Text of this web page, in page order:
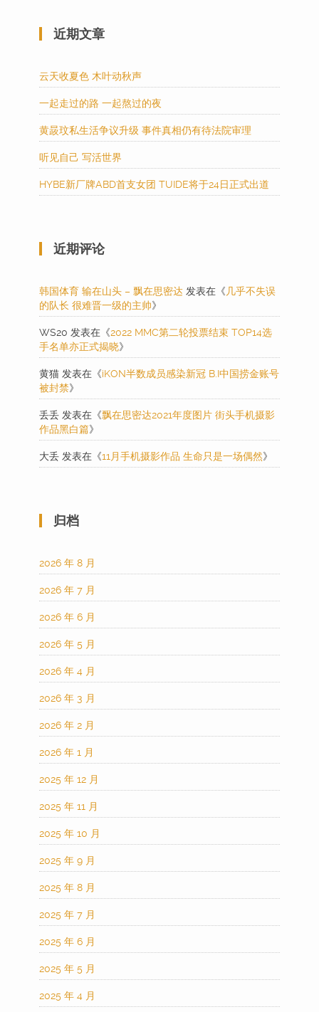
近期文章
云天收夏色 木叶动秋声
一起走过的路 一起熬过的夜
黄晸玟私生活争议升级 事件真相仍有待法院审理
听见自己 写活世界
HYBE新厂牌ABD首支女团 TUIDE将于24日正式出道
近期评论
韩国体育 输在山头 – 飘在思密达 发表在《 几乎不失误
的队长 很难晋一级的主帅》
WS20 发表在《2022 MMC第二轮投票结束 TOP14选
手名单亦正式揭晓》
黄猫 发表在《iKON半数成员感染新冠 B.I中国捞金账号
被封禁》
丢丢 发表在《飘在思密达2021年度图片 街头手机摄影
作品黑白篇》
大丢 发表在《11月手机摄影作品 生命只是一场偶然》
归档
2026 年 8 月
2026 年 7 月
2026 年 6 月
2026 年 5 月
2026 年 4 月
2026 年 3 月
2026 年 2 月
2026 年 1 月
2025 年 12 月
2025 年 11 月
2025 年 10 月
2025 年 9 月
2025 年 8 月
2025 年 7 月
2025 年 6 月
2025 年 5 月
2025 年 4 月